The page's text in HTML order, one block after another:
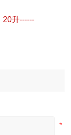
20升------